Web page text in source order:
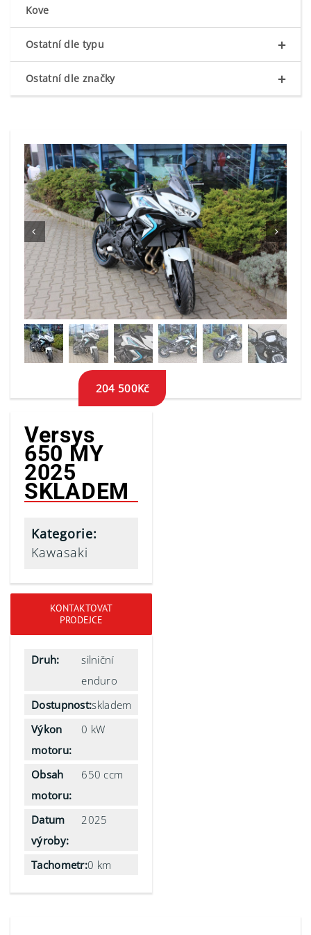
 
Versys
650 MY
2025
SKLADEM
204 500Kč
Kategorie:
Kawasaki
KONTAKTOVAT
PRODEJCE
Druh:
silniční
enduro
Dostupnost:skladem
Výkon
motoru:
0 kW
Obsah
motoru:
650 ccm
Datum
výroby:
2025
Tachometr:0 km
Kove
+
Ostatní dle typu
+
Ostatní dle značky